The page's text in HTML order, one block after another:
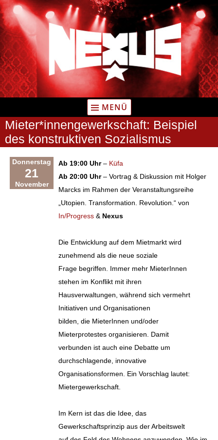
Zum
Inhalt
springen
MENÜ
Mieter*innengewerkschaft: Beispiel
des konstruktiven Sozialismus
Donnerstag
21
November
Ab 19:00 Uhr– Küfa
Ab 20:00 Uhr– Vortrag & Diskussion mit Holger
Marcks im Rahmen der Veranstaltungsreihe
„Utopien. Transformation. Revolution.“ von
In/Progress & Nexus
Die Entwicklung auf dem Mietmarkt wird
zunehmend als die neue soziale
Frage begriffen. Immer mehr MieterInnen
stehen im Konflikt mit ihren
Hausverwaltungen, während sich vermehrt
Initiativen und Organisationen
bilden, die MieterInnen und/oder
Mieterprotestes organisieren. Damit
verbunden ist auch eine Debatte um
durchschlagende, innovative
Organisationsformen. Ein Vorschlag lautet:
Mietergewerkschaft.
Im Kern ist das die Idee, das
Gewerkschaftsprinzip aus der Arbeitswelt